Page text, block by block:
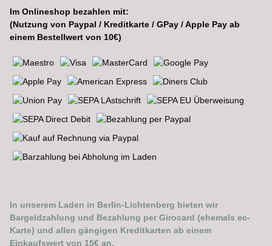
Im Onlineshop bezahlen mit:
(Nutzung von Paypal / Kreditkarte / GPay / Apple Pay ab
einem Bestellwert von 10€)
In unserem Laden in Berlin-Lichtenberg bieten wir
Bargeldzahlung und Bezahlung per Girocard (ehemals ec-
Karte) und allen gängigen Kreditkarten ab einem
Einkaufswert von 15€ an.